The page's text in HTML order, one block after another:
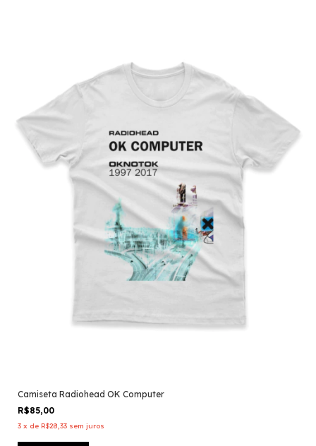
Camiseta Radiohead OK Computer
R$85,00
3 x de R$28,33 sem juros